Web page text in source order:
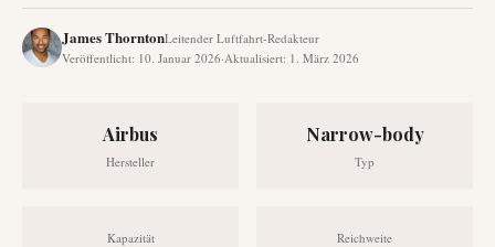
James ThorntonLeitender Luftfahrt-Redakteur
Veröffentlicht: 10. Januar 2026·Aktualisiert: 1. März 2026
Airbus
Hersteller
Narrow-body
Typ
Kapazität Reichweite